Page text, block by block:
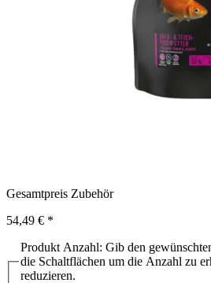
Gesamtpreis Zubehör
54,49 € *
Produkt Anzahl: Gib den
die Schaltflächen um die Anzahl zu
reduzieren.